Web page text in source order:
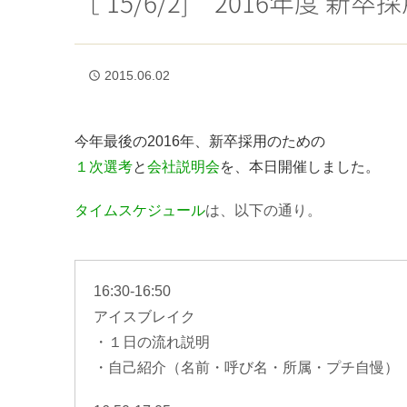
access_time 2015.06.02
今年最後の2016年、新卒採用のための
１次選考と会社説明会を、本日開催しました。
タイムスケジュールは、以下の通り。
16:30-16:50
アイスブレイク
・１日の流れ説明
・自己紹介（名前・呼び名・所属・プチ自慢）